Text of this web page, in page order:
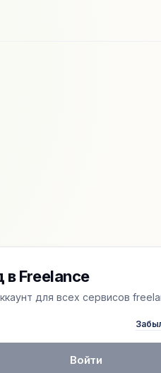
в Freelance
для всех сервисов
Войти